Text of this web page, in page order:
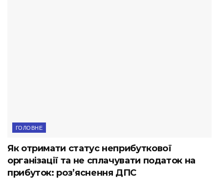
ГОЛОВНЕ
Як отримати статус неприбуткової
організації та не сплачувати податок на
прибуток: роз’яснення ДПС